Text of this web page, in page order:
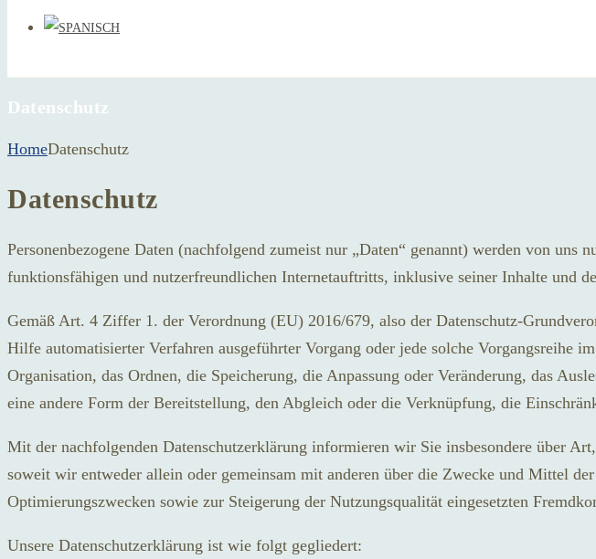
Datenschutz
HomeDatenschutz
Datenschutz
Personenbezogene Daten (nachfolgend zumeist nur „Daten“ genannt) werden von
funktionsfähigen und nutzerfreundlichen Internetauftritts, inklusive seiner Inhalte und
Gemäß Art. 4 Ziffer 1. der Verordnung (EU) 2016/679, also der Datenschutz-
Hilfe automatisierter Verfahren ausgeführter Vorgang oder jede solche Vorgangsreihe
Organisation, das Ordnen, die Speicherung, die Anpassung oder Veränderung, das
eine andere Form der Bereitstellung, den Abgleich oder die Verknüpfung, die
Mit der nachfolgenden Datenschutzerklärung informieren wir Sie insbesondere über
soweit wir entweder allein oder gemeinsam mit anderen über die Zwecke und Mittel
Optimierungszwecken sowie zur Steigerung der Nutzungsqualität eingesetzten
Unsere Datenschutzerklärung ist wie folgt gegliedert: